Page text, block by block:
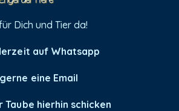
Dich und Tier da!
auf Whatsapp
eine Email
hierhin schicken